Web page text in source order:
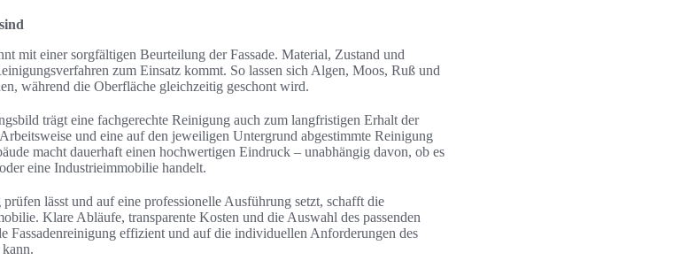
mit einer sorgfältigen Beurteilung der Fassade. Material, Zustand und
zum Einsatz kommt. So lassen sich Algen, Moos, Ruß und
während die Oberfläche gleichzeitig geschont wird.
trägt eine fachgerechte Reinigung auch zum langfristigen Erhalt der
und eine auf den jeweiligen Untergrund abgestimmte Reinigung
macht dauerhaft einen hochwertigen Eindruck – unabhängig davon, ob es
eine Industrieimmobilie handelt.
lässt und auf eine professionelle Ausführung setzt, schafft die
Klare Abläufe, transparente Kosten und die Auswahl des passenden
Fassadenreinigung effizient und auf die individuellen Anforderungen des